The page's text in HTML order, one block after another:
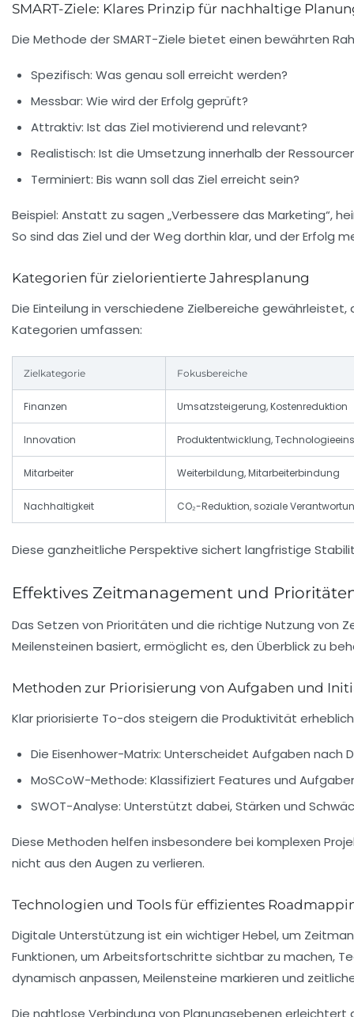
SMART-Ziele: Klares Prinzip für nachhaltige
Die Methode der SMART-Ziele bietet einen bewährten
Spezifisch: Was genau soll erreicht werden?
Messbar: Wie wird der Erfolg geprüft?
Attraktiv: Ist das Ziel motivierend und relevant?
Realistisch: Ist die Umsetzung innerhalb der
Terminiert: Bis wann soll das Ziel erreicht sein?
Beispiel: Anstatt zu sagen „Verbessere das Marketing“,
So sind das Ziel und der Weg dorthin klar, und der Erfolg
Kategorien für zielorientierte Jahresplanung
Die Einteilung in verschiedene Zielbereiche
Kategorien umfassen:
Zielkategorie Fokusbereiche
Finanzen Umsatzsteigerung, Kostenreduktion
Innovation Produktentwicklung,
Mitarbeiter Weiterbildung, Mitarbeiterbindung
Nachhaltigkeit CO₂-Reduktion, soziale
Diese ganzheitliche Perspektive sichert langfristige
Effektives Zeitmanagement und
Das Setzen von Prioritäten und die richtige Nutzung von
Meilensteinen basiert, ermöglicht es, den Überblick zu
Methoden zur Priorisierung von Aufgaben und
Klar priorisierte To-dos steigern die Produktivität
Die Eisenhower-Matrix: Unterscheidet Aufgaben nach
MoSCoW-Methode: Klassifiziert Features und
SWOT-Analyse: Unterstützt dabei, Stärken und
Diese Methoden helfen insbesondere bei komplexen
nicht aus den Augen zu verlieren.
Technologien und Tools für effizientes
Digitale Unterstützung ist ein wichtiger Hebel, um
Funktionen, um Arbeitsfortschritte sichtbar zu machen,
dynamisch anpassen, Meilensteine markieren und